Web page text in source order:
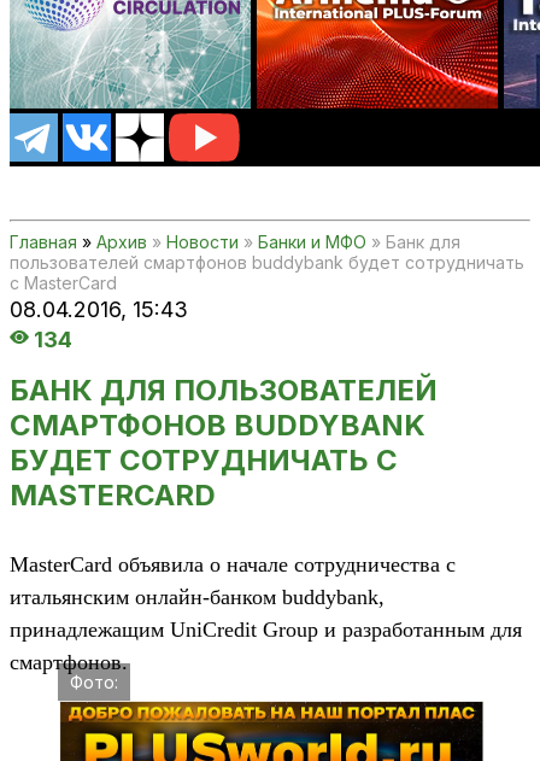
Главная » Архив » Новости » Банки и МФО » Банк для
пользователей смартфонов buddybank будет сотрудничать
с MasterCard
08.04.2016, 15:43
134
БАНК ДЛЯ ПОЛЬЗОВАТЕЛЕЙ
СМАРТФОНОВ BUDDYBANK
БУДЕТ СОТРУДНИЧАТЬ С
MASTERCARD
MasterCard объявила о начале сотрудничества с
итальянским онлайн-банком buddybank,
принадлежащим UniCredit Group и разработанным для
смартфонов.
Фото: